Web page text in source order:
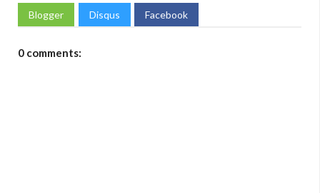
Blogger Disqus Facebook
0 comments: